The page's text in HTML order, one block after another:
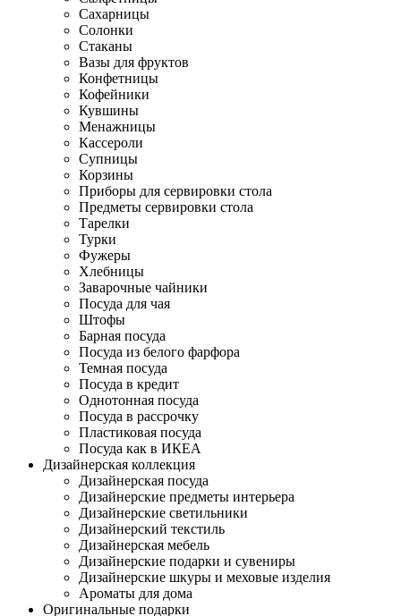
Сахарницы
Солонки
Стаканы
Вазы для фруктов
Конфетницы
Кофейники
Кувшины
Менажницы
Кассероли
Супницы
Корзины
Приборы для сервировки стола
Предметы сервировки стола
Тарелки
Турки
Фужеры
Хлебницы
Заварочные чайники
Посуда для чая
Штофы
Барная посуда
Посуда из белого фарфора
Темная посуда
Посуда в кредит
Однотонная посуда
Посуда в рассрочку
Пластиковая посуда
Посуда как в ИКЕА
Дизайнерская коллекция
Дизайнерская посуда
Дизайнерские предметы интерьера
Дизайнерские светильники
Дизайнерский текстиль
Дизайнерская мебель
Дизайнерские подарки и сувениры
Дизайнерские шкуры и меховые изделия
Ароматы для дома
Оригинальные подарки